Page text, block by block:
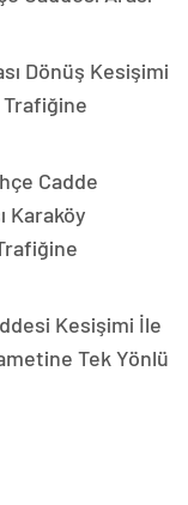
Dönüş Kesişimi
Trafiğine
Cadde
Karaköy
Kesişimi İle
Tek Yönlü